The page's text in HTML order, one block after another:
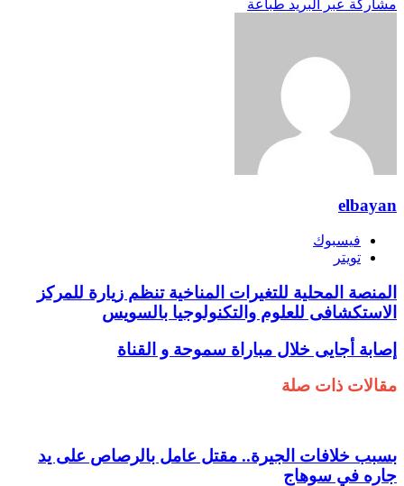
مشاركة عبر البريد طباعة
elbayan
فيسبوك
تويتر
المنصة المحلية للتغيرات المناخية تنظم زيارة للمركز
الاستكشافى للعلوم والتكنولوجيا بالسويس
إصابة أجايى خلال مباراة سموحة و القناة
مقالات ذات صلة
بسبب خلافات الجيرة.. مقتل عامل بالرصاص على يد
جاره في سوهاج